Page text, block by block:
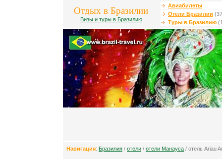
Отдых в Бразилии
Визы и туры в Бразилию
Авиабилеты
Отели Бразилии
Туры в Бразилию
Навигация: Бразилия / отели / отели Манауса / отель Ariau